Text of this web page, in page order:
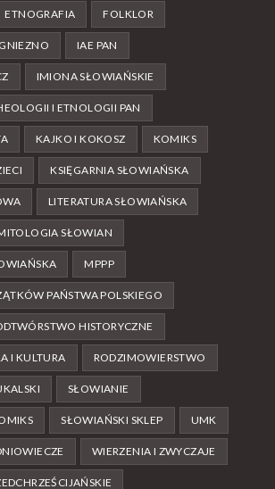
ETNOGRAFIA FOLKLOR
GNIEZNO IAE PAN
IMIONA SŁOWIAŃSKIE
I ETNOLOGII PAN
KAJKO I KOKOSZ KOMIKS
KSIĘGARNIA SŁOWIAŃSKA
LITERATURA SŁOWIAŃSKA
SŁOWIAN
MPPP
PAŃSTWA POLSKIEGO
HISTORYCZNE
I KULTURA RODZIMOWIERSTWO
SŁOWIANIE
SŁOWIAŃSKI SKLEP UMK
WIERZENIA I ZWYCZAJE